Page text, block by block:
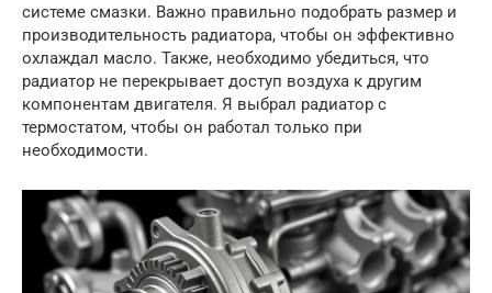
системе смазки. Важно правильно подобрать размер и
производительность радиатора, чтобы он эффективно
охлаждал масло. Также, необходимо убедиться, что
радиатор не перекрывает доступ воздуха к другим
компонентам двигателя. Я выбрал радиатор с
термостатом, чтобы он работал только при
необходимости.